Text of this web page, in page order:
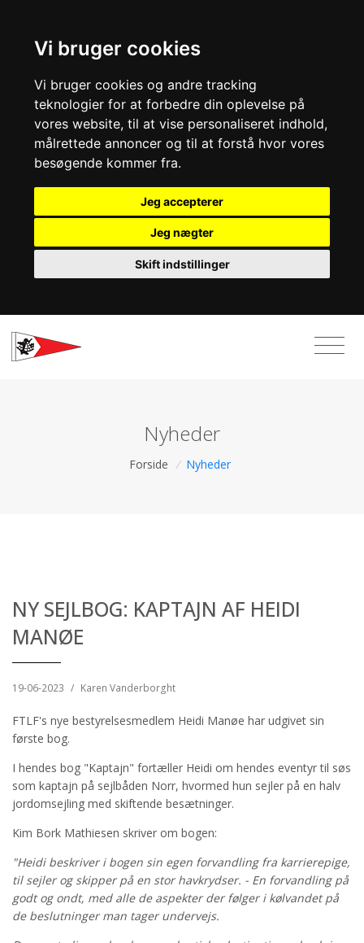
Vi bruger cookies
Vi bruger cookies og andre tracking
teknologier for at forbedre din oplevelse på
vores website, til at vise personaliseret indhold,
målrettede annoncer og til at forstå hvor vores
besøgende kommer fra.
Jeg accepterer
Jeg nægter
Skift indstillinger
Nyheder
Forside / Nyheder
NY SEJLBOG: KAPTAJN AF HEIDI
MANØE
19-06-2023 / Karen Vanderborght
FTLF's nye bestyrelsesmedlem Heidi Manøe har udgivet sin
første bog.
I hendes bog "Kaptajn" fortæller Heidi om hendes eventyr til søs
som kaptajn på sejlbåden Norr, hvormed hun sejler på en halv
jordomsejling med skiftende besætninger.
Kim Bork Mathiesen skriver om bogen:
"Heidi beskriver i bogen sin egen forvandling fra karrierepige,
til sejler og skipper på en stor havkrydser. - En forvandling på
godt og ondt, med alle de aspekter der følger i kølvandet på
de beslutninger man tager undervejs.